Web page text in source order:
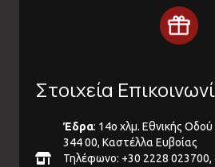
Στοιχεία
Έδρα: 14ο χλμ. Εθνικής
344 00, Καστέλλα Ευβοίας
Τηλέφωνο: +30 2228 023700,